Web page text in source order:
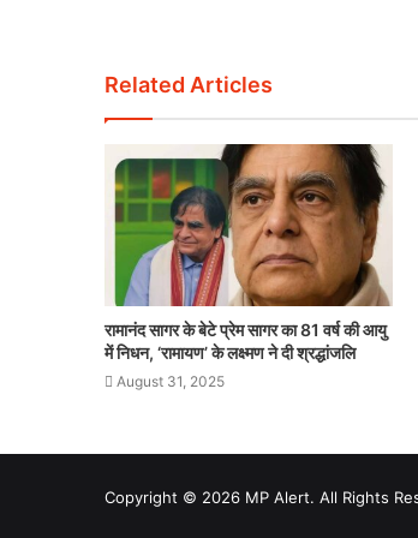
Related Articles
रामानंद सागर के बेटे प्रेम सागर का 81 वर्ष की आयु
में निधन, ‘रामायण’ के लक्ष्मण ने दी श्रद्धांजलि
August 31, 2025
Copyright © 2026 MP Alert. All Rights